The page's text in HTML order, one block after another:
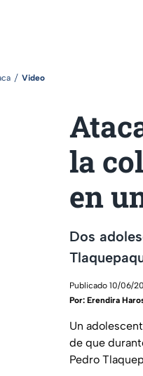
Video
la
en
Dos
Publicado 10/06/
Por: Erendira
Un
de que
Pedro